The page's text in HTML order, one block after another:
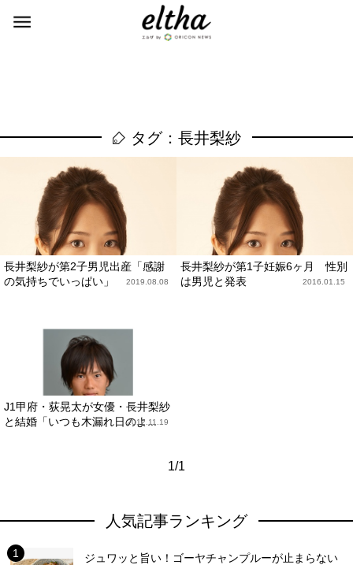
タグ：長井梨紗
長井梨紗が第2子男児出産「感謝
の気持ちでいっぱい」
2019.08.08
長井梨紗が第1子妊娠6ヶ月 性別
は男児と発表
2016.01.15
J1甲府・荻晃太が女優・長井梨紗
と結婚「いつも木漏れ日のよ...
2012.11.19
1/1
人気記事ランキング
ジュワッと旨い！ゴーヤチャンプルーが止まらない